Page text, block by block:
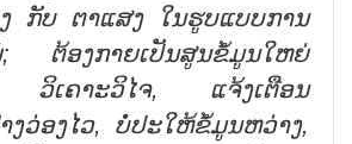
ກັບ ຕາແສງ ໃນຮູບແບບການ
; ຕ້ອງກາຍເປັນສູນຂໍ້ມູນໃຫຍ່
ວິເຄາະວິໄຈ, ແຈ້ງເຕືອນ
ງວ່ອງໄວ, ບໍ່ປະໃຫ້ຂໍ້ມູນຫວ່າງ,